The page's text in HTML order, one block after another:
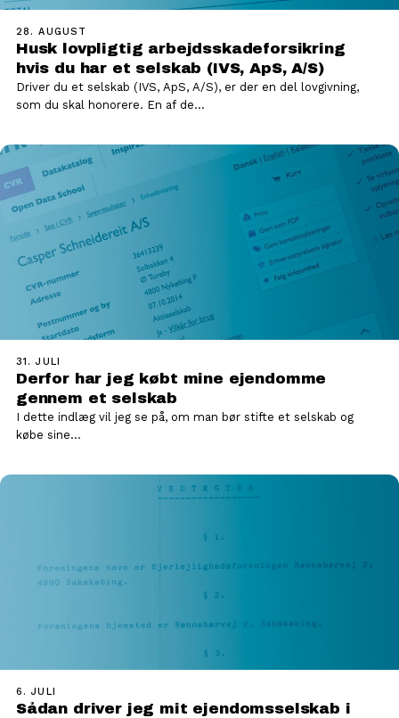
28. AUGUST
Husk lovpligtig arbejdsskadeforsikring
hvis du har et selskab (IVS, ApS, A/S)
Driver du et selskab (IVS, ApS, A/S), er der en del lovgivning,
som du skal honorere. En af de…
31. JULI
Derfor har jeg købt mine ejendomme
gennem et selskab
I dette indlæg vil jeg se på, om man bør stifte et selskab og
købe sine…
6. JULI
Sådan driver jeg mit ejendomsselskab i